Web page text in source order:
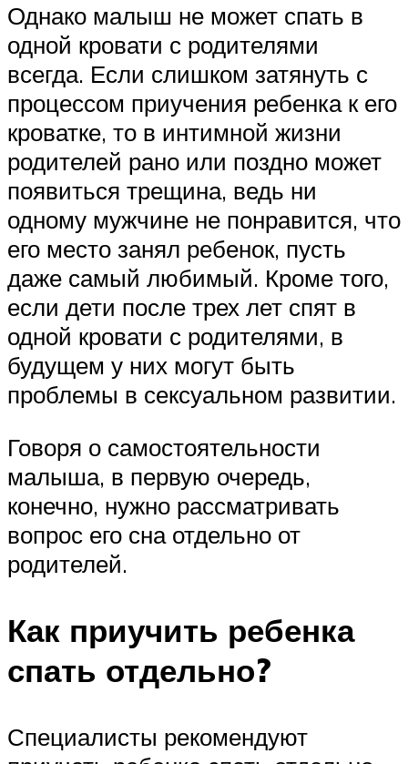
Однако малыш не может спать в
одной кровати с родителями
всегда. Если слишком затянуть с
процессом приучения ребенка к его
кроватке, то в интимной жизни
родителей рано или поздно может
появиться трещина, ведь ни
одному мужчине не понравится, что
его место занял ребенок, пусть
даже самый любимый. Кроме того,
если дети после трех лет спят в
одной кровати с родителями, в
будущем у них могут быть
проблемы в сексуальном развитии.
Говоря о самостоятельности
малыша, в первую очередь,
конечно, нужно рассматривать
вопрос его сна отдельно от
родителей.
Как приучить ребенка
спать отдельно?
Специалисты рекомендуют